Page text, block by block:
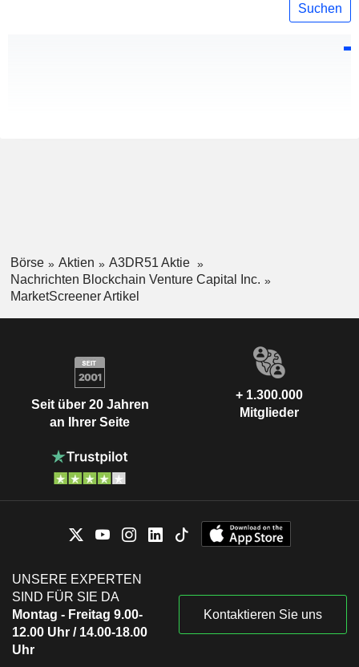
Suchen
Börse Aktien
A3DR51 Aktie
Nachrichten Blockchain Venture Capital Inc.
MarketScreener Artikel
Seit über 20 Jahren
an Ihrer Seite
+ 1.300.000
Mitglieder
UNSERE EXPERTEN
SIND FÜR SIE DA
Montag - Freitag 9.00-
12.00 Uhr / 14.00-18.00
Uhr
Kontaktieren Sie uns